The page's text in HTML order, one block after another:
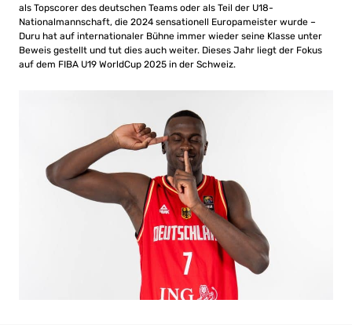
als Topscorer des deutschen Teams oder als Teil der U18-
Nationalmannschaft, die 2024 sensationell Europameister wurde –
Duru hat auf internationaler Bühne immer wieder seine Klasse unter
Beweis gestellt und tut dies auch weiter. Dieses Jahr liegt der Fokus
auf dem FIBA U19 WorldCup 2025 in der Schweiz.